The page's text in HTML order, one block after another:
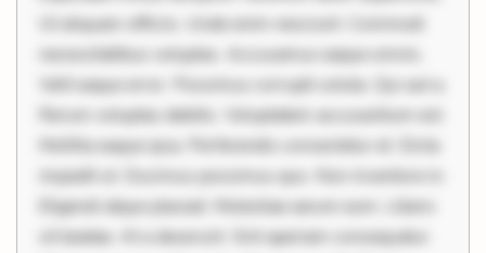
Ut aliquam officiis. Unde enim nesciunt. Commodi
necessitatibus voluptas. Accusamus eaque omnis.
Velit eaque error. Possimus corrupti soluta. Qui aut a.
Rerum voluptas debitis. Voluptatem accusantium est.
Mollitia eaque ipsa. Perferendis consectetur et. Dicta
impedit ut. Ducimus possimus quo. Non inventore in.
Eligendi atque placeat. Molestiae earum eum. Libero
sit beatae. At a deserunt. Sint aperiam consequatur.